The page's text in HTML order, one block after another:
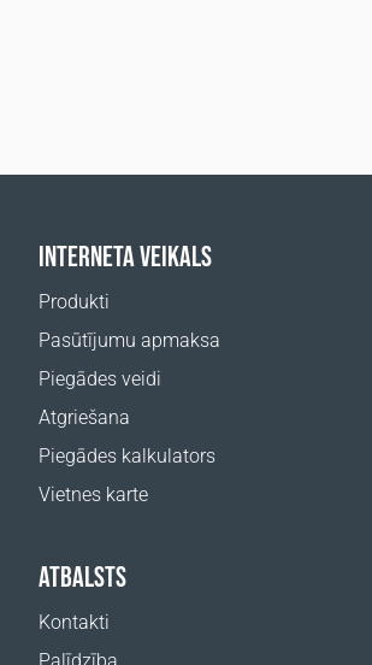
INTERNETA VEIKALS
Produkti
Pasūtījumu apmaksa
Piegādes veidi
Atgriešana
Piegādes kalkulators
Vietnes karte
ATBALSTS
Kontakti